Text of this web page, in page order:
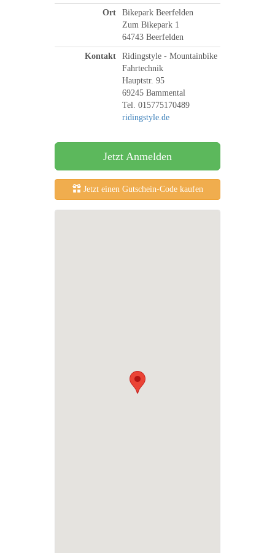
Ort
Bikepark Beerfelden
Zum Bikepark 1
64743 Beerfelden
Kontakt
Ridingstyle - Mountainbike
Fahrtechnik
Hauptstr. 95
69245 Bammental
Tel. 015775170489
ridingstyle.de
Jetzt Anmelden
Jetzt einen Gutschein-Code kaufen